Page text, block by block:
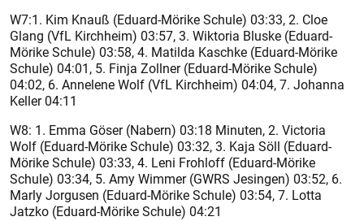
W7:1. Kim Knauß (Eduard-Mörike Schule) 03:33, 2. Cloe
Glang (VfL Kirchheim) 03:57, 3. Wiktoria Bluske (Eduard-
Mörike Schule) 03:58, 4. Matilda Kaschke (Eduard-Mörike
Schule) 04:01, 5. Finja Zollner (Eduard-Mörike Schule)
04:02, 6. Annelene Wolf (VfL Kirchheim) 04:04, 7. Johanna
Keller 04:11
W8: 1. Emma Göser (Nabern) 03:18 Minuten, 2. Victoria
Wolf (Eduard-Mörike Schule) 03:32, 3. Kaja Söll (Eduard-
Mörike Schule) 03:33, 4. Leni Frohloff (Eduard-Mörike
Schule) 03:34, 5. Amy Wimmer (GWRS Jesingen) 03:52, 6.
Marly Jorgusen (Eduard-Mörike Schule) 03:54, 7. Lotta
Jatzko (Eduard-Mörike Schule) 04:21